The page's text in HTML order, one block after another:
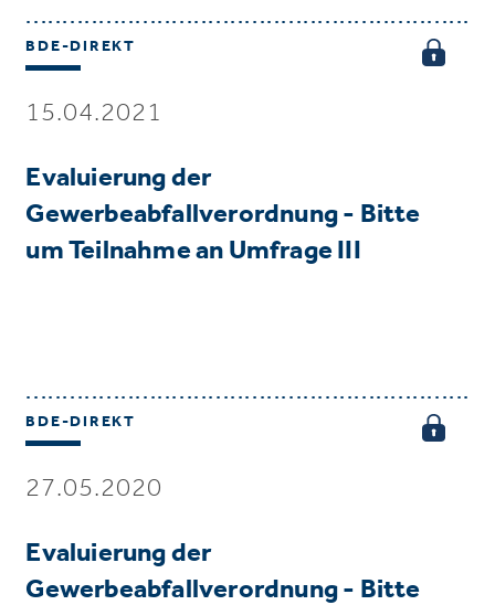
BDE-DIREKT
15.04.2021
Evaluierung der
Gewerbeabfallverordnung - Bitte
um Teilnahme an Umfrage III
BDE-DIREKT
27.05.2020
Evaluierung der
Gewerbeabfallverordnung - Bitte